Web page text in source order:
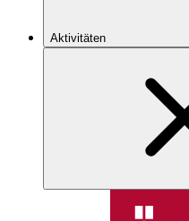
Aktivitäten